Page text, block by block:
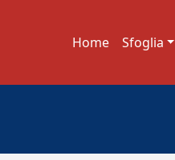
Home Sfoglia